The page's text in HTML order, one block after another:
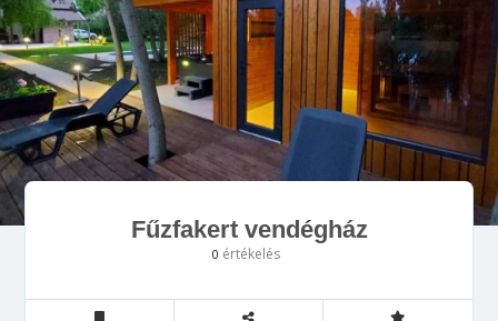
Fűzfakert vendégház
0 értékelés